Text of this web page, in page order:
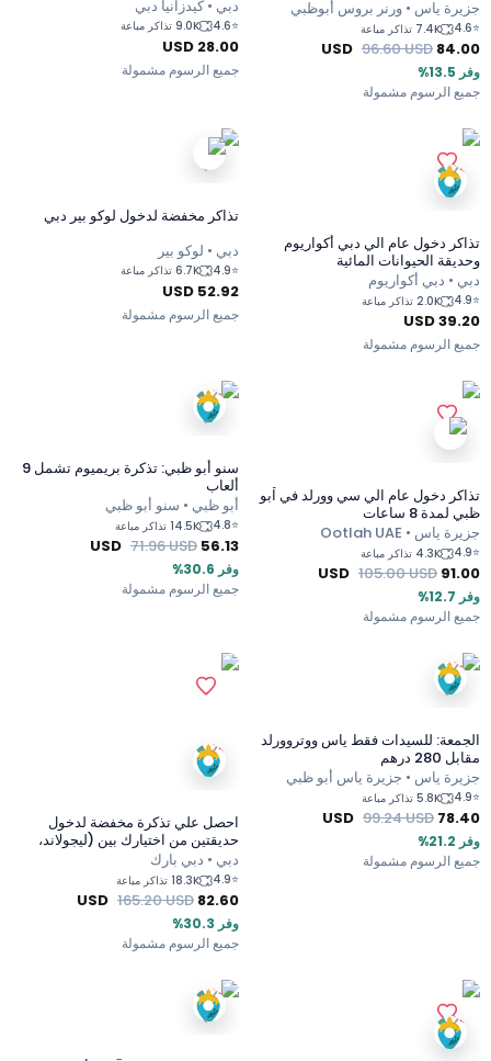
جزيرة ياس • ورنر بروس أبوظبي
⭐
4.6 7.4K تذاكر مباعة
84.00
USD 96.60USD
جميع الرسوم مشمولة
وفر 13.5%
دبي • كيدزانيا دبي
⭐
4.6 9.0K تذاكر مباعة
28.00
USD
جميع الرسوم مشمولة
تذاكر دخول عام الي دبي أكواريوم
وحديقة الحيوانات المائية
دبي • دبي أكواريوم
⭐
4.9 2.0K تذاكر مباعة
39.20
USD
جميع الرسوم مشمولة
تذاكر مخفضة لدخول لوكو بير دبي
دبي • لوكو بير
⭐
4.9 6.7K تذاكر مباعة
52.92
USD
جميع الرسوم مشمولة
تذاكر دخول عام الي سي وورلد في اْبو
ظبي لمدة 8 ساعات
جزيرة ياس • Ootlah UAE
⭐
4.9 4.3K تذاكر مباعة
91.00
USD 105.00USD
جميع الرسوم مشمولة
وفر 12.7%
سنو أبو ظبي: تذكرة بريميوم تشمل 9
ألعاب
أبو ظبي • سنو أبو ظبي
⭐
4.8 14.5K تذاكر مباعة
56.13
USD 71.96USD
جميع الرسوم مشمولة
وفر 30.6%
الجمعة: للسيدات فقط ياس ووتروورلد
مقابل 280 درهم
جزيرة ياس • جزيرة ياس أبو ظبي
⭐
4.9 5.8K تذاكر مباعة
78.40
USD 99.24USD
جميع الرسوم مشمولة
وفر 21.2%
احصل علي تذكرة مخفضة لدخول
حديقتين من اختيارك بين (ليجولاند،
حديقة ليجولاند المائية، ريال مدريد،
قرية السنافر وموشن جيت)
دبي • دبي بارك
⭐
4.9 18.3K تذاكر مباعة
82.60
USD 165.20USD
جميع الرسوم مشمولة
وفر 30.3%